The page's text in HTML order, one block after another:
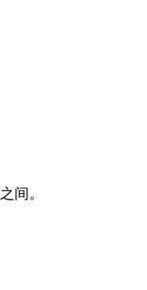
间。